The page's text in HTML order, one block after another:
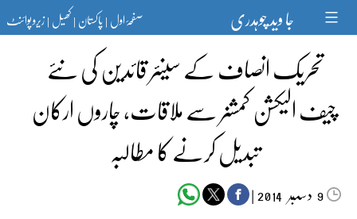
content جا وید چوہدری صفحۂ اول|پاکستان|کھیل|زیرو پوائنٹ
تحریک انصاف کے سینئر قائدین کی نئے
چیف الیکشن کمشنر سے ملاقات، چاروں ارکان
تبدیل کرنے کا مطالبہ
9دسمبر‬‮ |